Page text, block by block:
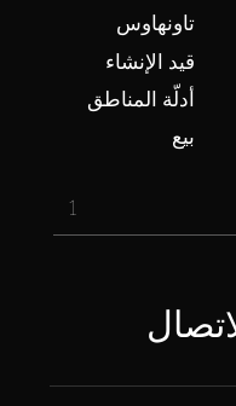
تاونهاوس
قيد الإنشاء
أدلّة المناطق
بيع
1